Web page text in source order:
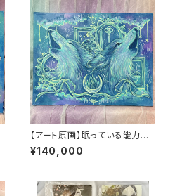
【アート原画】眠っている能力を
呼び起こす オオカミ 1点もの ア
クリル画
¥140,000